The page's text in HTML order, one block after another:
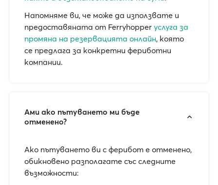
Напомняме ви, че може да използвате и
предоставяната от Ferryhopper услуга за
промяна на резервацията онлайн, която
се предлага за конкретни фериботни
компании.
Ами ако пътуването ми бъде
отменено?
Ако пътуването ви с ферибот е отменено,
обикновено разполагате със следните
възможности: